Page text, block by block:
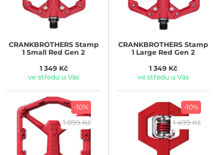
CRANKBROTHERSStamp
1 Small Red Gen 2
1 349 Kč
ve středu u Vás
CRANKBROTHERS Stamp
1 Large Red Gen 2
1 349 Kč
ve středu u Vás
-10%
1 099 Kč
-10%
1 499 Kč